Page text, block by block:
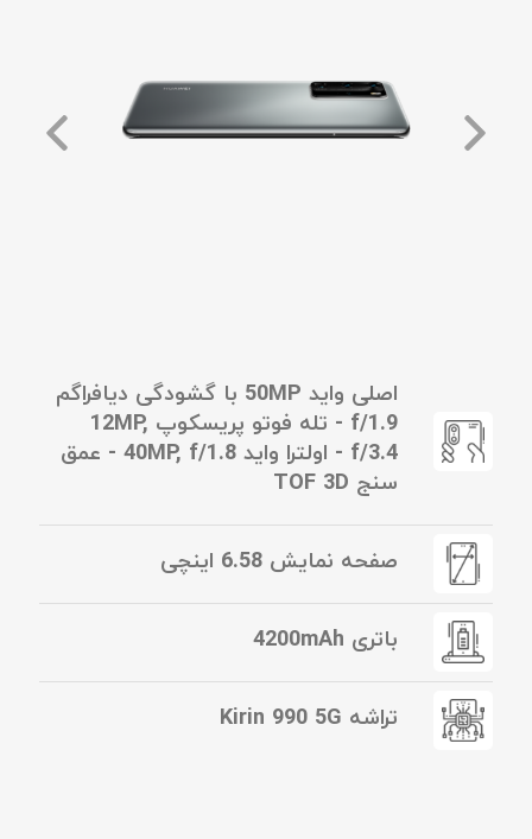
اصلی واید 50MP با گشودگی دیافراگم
f/1.9 - تله فوتو پریسکوپ 12MP,
f/3.4 - اولترا واید 40MP, f/1.8 - عمق
سنج TOF 3D
صفحه نمایش 6.58 اینچی
باتری 4200mAh
تراشه Kirin 990 5G